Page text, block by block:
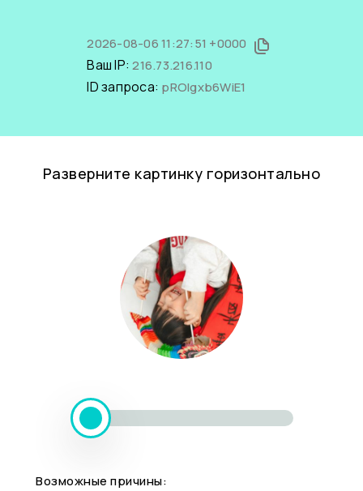
2026-08-06 11:27:51 +0000
Ваш IP:216.73.216.110
ID запроса: pROlgxb6WiE1
Разверните картинку горизонтально
Возможные причины: